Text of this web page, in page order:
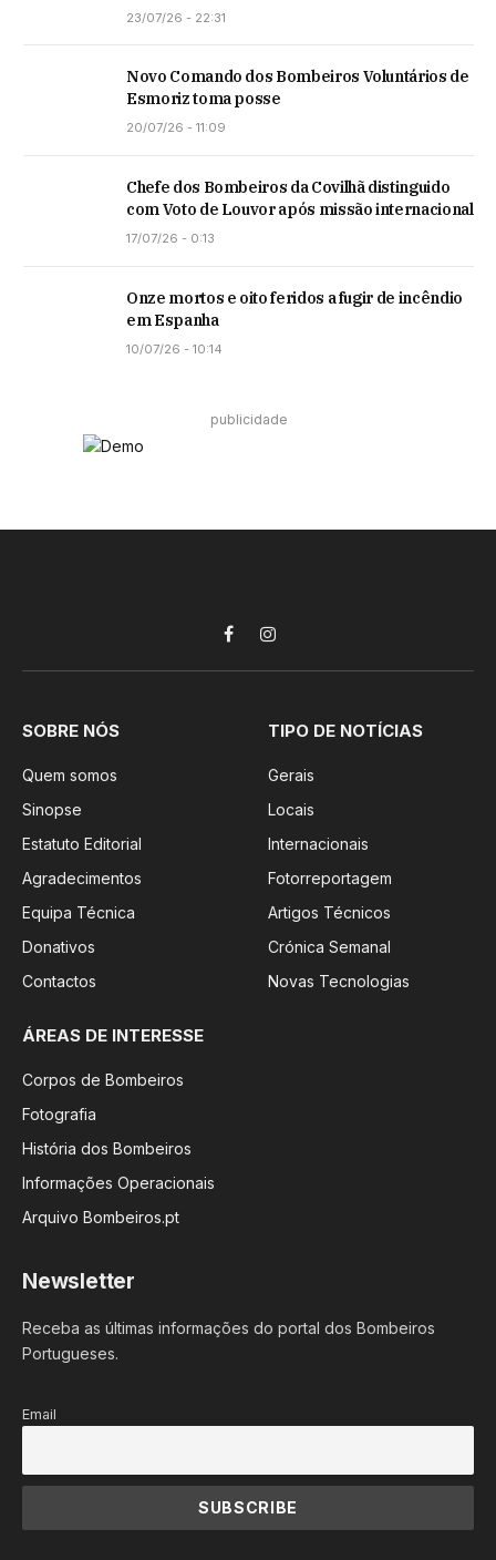
23/07/26 - 22:31
Novo Comando dos Bombeiros Voluntários de
Esmoriz toma posse
20/07/26 - 11:09
Chefe dos Bombeiros da Covilhã distinguido
com Voto de Louvor após missão internacional
17/07/26 - 0:13
Onze mortos e oito feridos a fugir de incêndio
em Espanha
10/07/26 - 10:14
publicidade
FacebookInstagram
SOBRE NÓS
Quem somos
Sinopse
Estatuto Editorial
Agradecimentos
Equipa Técnica
Donativos
Contactos
TIPO DE NOTÍCIAS
Gerais
Locais
Internacionais
Fotorreportagem
Artigos Técnicos
Crónica Semanal
Novas Tecnologias
ÁREAS DE INTERESSE
Corpos de Bombeiros
Fotografia
História dos Bombeiros
Informações Operacionais
Arquivo Bombeiros.pt
Newsletter
Receba as últimas informações do portal dos Bombeiros
Portugueses.
Email